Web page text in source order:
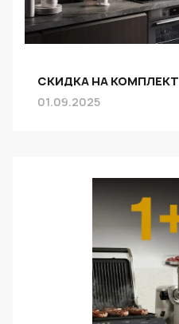
СКИДКА НА КОМПЛЕКТ
01.09.2025